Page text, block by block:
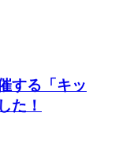
する「キッ
た！